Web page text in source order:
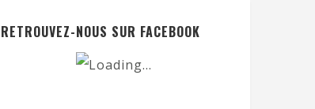
RETROUVEZ-NOUS SUR FACEBOOK